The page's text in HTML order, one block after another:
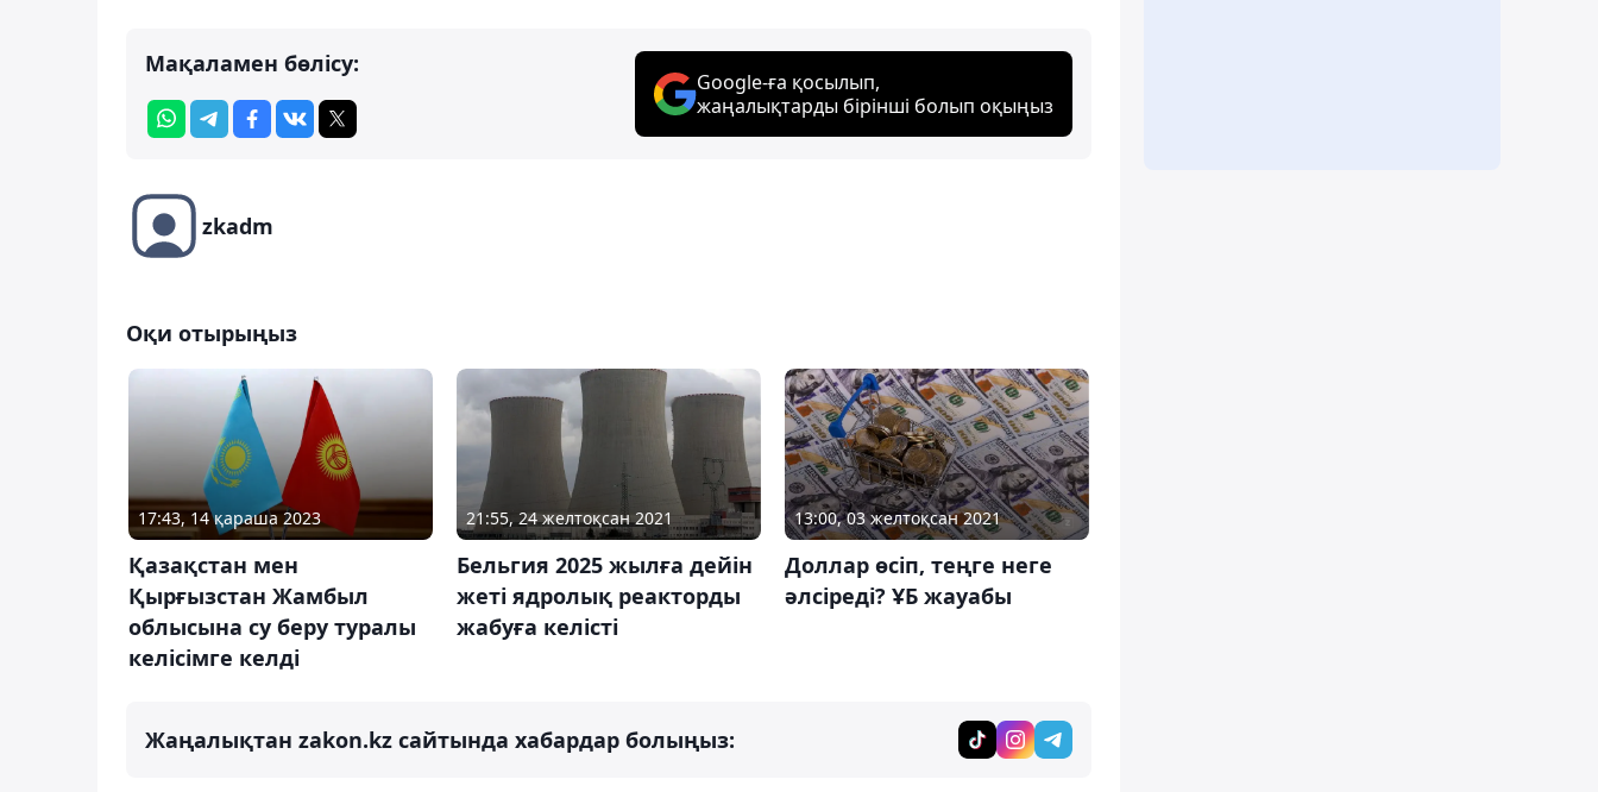
Мақаламен бөлісу:
Google-ға қосылып,
жаңалықтарды бірінші болып оқыңыз
zkadm
Оқи отырыңыз
17:43, 14 қараша 2023
Қазақстан мен
Қырғызстан Жамбыл
облысына су беру туралы
келісімге келді
21:55, 24 желтоқсан 2021
Бельгия 2025 жылға дейін
жеті ядролық реакторды
жабуға келісті
13:00, 03 желтоқсан 2021
Доллар өсіп, теңге неге
әлсіреді? ҰБ жауабы
Жаңалықтан zakon.kz сайтында хабардар болыңыз: